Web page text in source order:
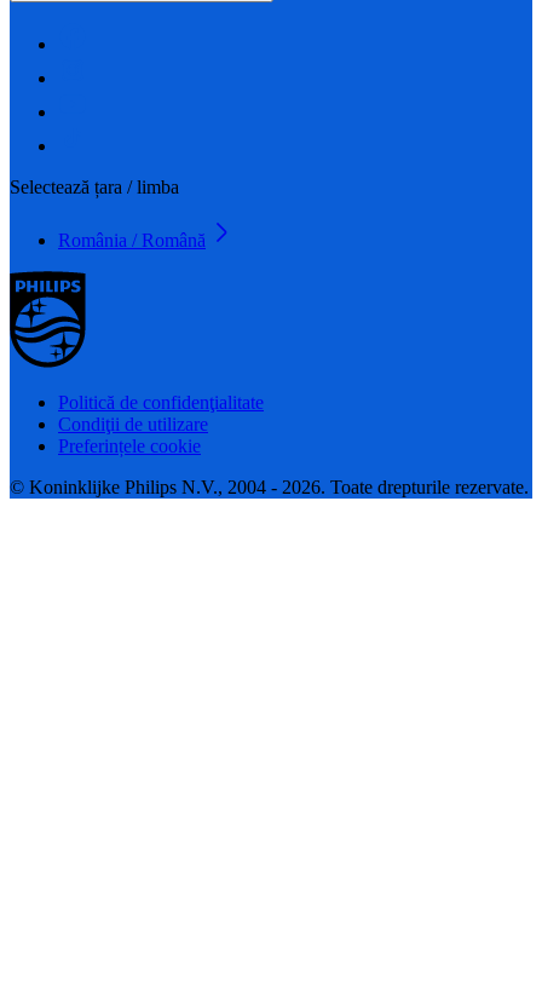
Selectează țara / limba
România / Română
Politică de confidenţialitate
Condiţii de utilizare
Preferințele cookie
© Koninklijke Philips N.V., 2004 - 2026. Toate drepturile rezervate.